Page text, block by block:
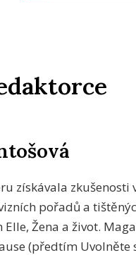
získávala zkušenosti
pořadů a
Elle, Žena a život.
(předtím